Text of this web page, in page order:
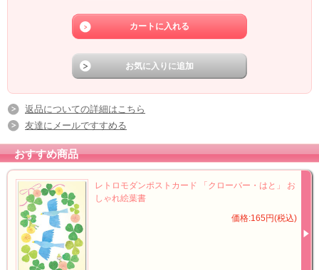
返品についての詳細はこちら
友達にメールですすめる
おすすめ商品
レトロモダンポストカード 「クローバー・はと」 お
しゃれ絵葉書
価格:165円(税込)